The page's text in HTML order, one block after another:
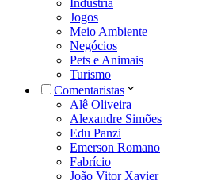
Indústria
Jogos
Meio Ambiente
Negócios
Pets e Animais
Turismo
Comentaristas
Alê Oliveira
Alexandre Simões
Edu Panzi
Emerson Romano
Fabrício
João Vitor Xavier